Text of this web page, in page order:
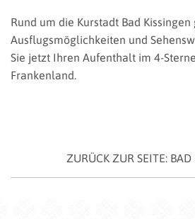
Rund um die Kurstadt Bad
Ausflugsmöglichkeiten und
Sie jetzt Ihren Aufenthalt im 4-
Frankenland.
ZURÜCK ZUR SEITE: BAD